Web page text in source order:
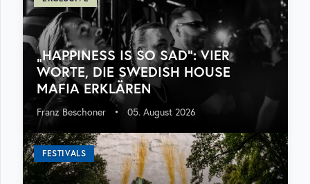
„HAPPINESS IS SO SAD“: VIER
WORTE, DIE SWEDISH HOUSE
MAFIA ERKLÄREN
Franz Beschoner • 05. August 2026
FESTIVALS